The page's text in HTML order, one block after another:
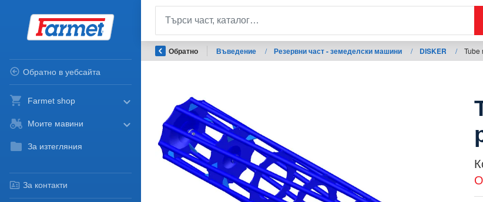
Обратно в уебсайта
Farmet shop
Моите мавини
За изтегляния
За контакти
Обратно Въведение / Резервни част - земеделски машини / DISKER / Tube